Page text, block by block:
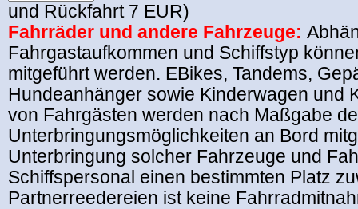
und Rückfahrt 7 EUR)
Fahrräder und andere Fahrzeuge:
Fahrgastaufkommen und Schiffstyp
mitgeführt werden. EBikes, Tandems,
Hundeanhänger sowie Kinderwagen und
von Fahrgästen werden nach Maßgabe
Unterbringungsmöglichkeiten an Bord
Unterbringung solcher Fahrzeuge und
Schiffspersonal einen bestimmten Platz
Partnerreedereien ist keine